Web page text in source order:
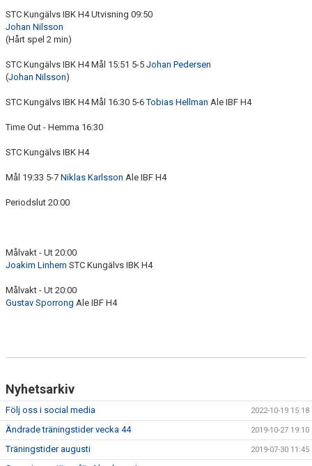
STC Kungälvs IBK H4 Utvisning 09:50
Johan Nilsson
(Hårt spel 2 min)
STC Kungälvs IBK H4 Mål 15:51 5-5 Johan Pedersen
(Johan Nilsson)
STC Kungälvs IBK H4 Mål 16:30 5-6Tobias Hellman Ale IBF H4
Time Out - Hemma 16:30
STC Kungälvs IBK H4
Mål 19:33 5-7 Niklas Karlsson Ale IBF H4
Periodslut 20:00
Målvakt - Ut 20:00
Joakim Linhem STC Kungälvs IBK H4
Målvakt - Ut 20:00
Gustav Sporrong Ale IBF H4
Nyhetsarkiv
Följ oss i social media 2022-10-19 15:18
Ändrade träningstider vecka 44 2019-10-27 19:10
Träningstider augusti 2019-07-30 11:45